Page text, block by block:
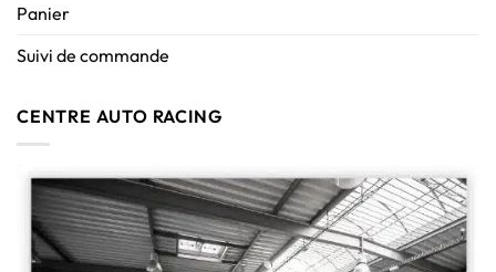
Panier
Suivi de commande
CENTRE AUTO RACING